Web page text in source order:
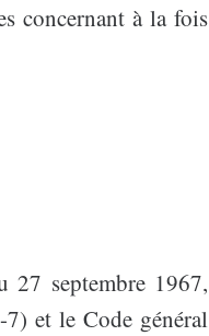
concernant à la fois
27 septembre 1967,
et le Code général